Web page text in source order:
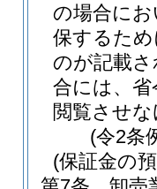
の場合に
保するた
のが記載
合には、
閲覧させ
(令2条
(保証金の